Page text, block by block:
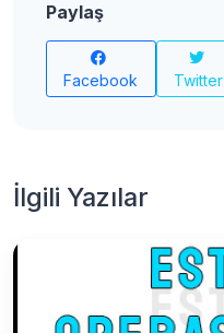
Paylaş
Facebook Twitter
İlgili Yazılar